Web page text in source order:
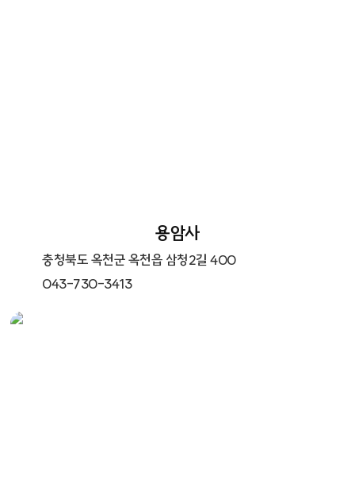
용암사
충청북도 옥천군 옥천읍 삼청2길 400
043-730-3413